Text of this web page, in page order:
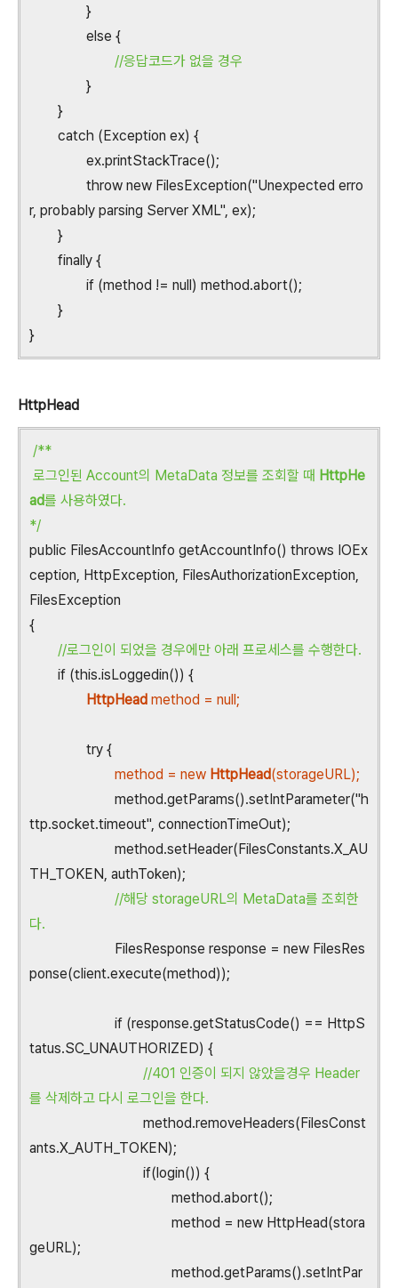
}
else {
//응답코드가 없을 경우
}
}
catch (Exception ex) {
ex.printStackTrace();
throw new FilesException("Unexpected erro
r, probably parsing Server XML", ex);
}
finally {
if (method != null) method.abort();
}
}
HttpHead
/**
로그인된 Account의 MetaData 정보를 조회할 때 HttpHe
ad를 사용하였다.
*/
public FilesAccountInfo getAccountInfo() throws IOEx
ception, HttpException, FilesAuthorizationException,
FilesException
{
//로그인이 되었을 경우에만 아래 프로세스를 수행한다.
if (this.isLoggedin()) {
HttpHead method = null;
try {
method = new HttpHead(storageURL);
method.getParams().setIntParameter("h
ttp.socket.timeout", connectionTimeOut);
method.setHeader(FilesConstants.X_AU
TH_TOKEN, authToken);
//해당 storageURL의 MetaData를 조회한
다.
FilesResponse response = new FilesRes
ponse(client.execute(method));
if (response.getStatusCode() == HttpS
tatus.SC_UNAUTHORIZED) {
//401 인증이 되지 않았을경우 Header
를 삭제하고 다시 로그인을 한다.
method.removeHeaders(FilesConst
ants.X_AUTH_TOKEN);
if(login()) {
method.abort();
method = new HttpHead(stora
geURL);
method.getParams().setIntPar